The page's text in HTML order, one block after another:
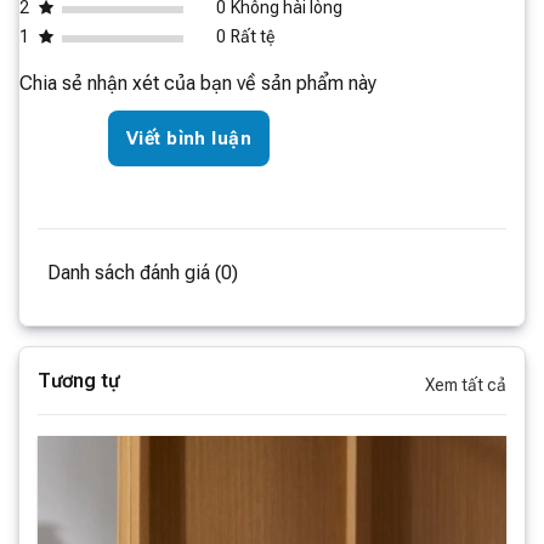
Giẻ
Làm
Nguồn ra
20VDC 1.2A
2
0 Không hài lòng
1
0 Rất tệ
Chia sẻ nhận xét của bạn về sản phẩm này
Viết bình luận
Danh sách đánh giá (0)
Tương tự Xem tất cả